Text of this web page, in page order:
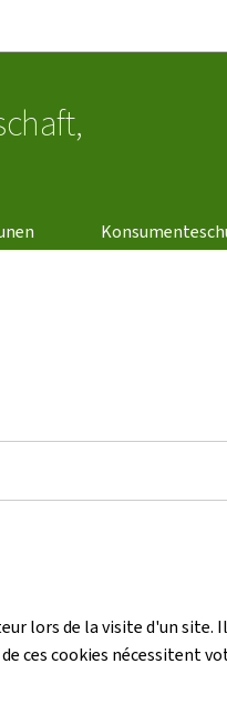
lors de la visite d'un
ces cookies nécessitent